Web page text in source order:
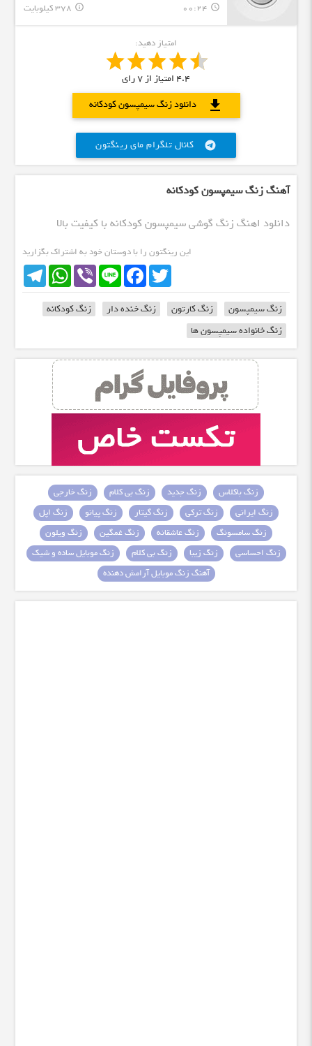
query_builder
00:24 378 کیلوبایت info_outline
امتیاز دهید:
4.4 امتیاز از7رای
دانلود زنگ سیمپسون کودکانه
download
کانال تلگرام مای رینگتون telegram
آهنگ زنگ سیمپسون کودکانه
دانلود اهنگ زنگ گوشی سیمپسون کودکانه با کیفیت بالا
این رینگتون را با دوستان خود به اشتراک بگزارید
TelegramWhatsApp Viber Line
FacebookTwitter
زنگ سیمپسون زنگ کارتون زنگ خنده دار
زنگ کودکانه
زنگ خانواده سیمپسون ها
زنگ باکلاس زنگ جدید زنگ بی کلام
زنگ خارجی
زنگ ایرانی
زنگ ترکی زنگ گیتار زنگ پیانو
زنگ اپل
زنگ سامسونگ
زنگ عاشقانه زنگ غمگین
زنگ ویلون
زنگ احساسی
زنگ زیبا زنگ بی کلام
زنگ موبایل ساده و شیک
آهنگ زنگ موبایل آرامش دهنده